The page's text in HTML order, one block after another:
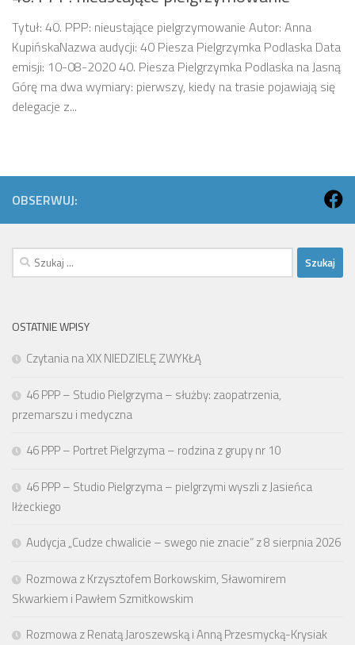
Tytuł: 40. PPP: nieustające pielgrzymowanie Autor: Anna
KupińskaNazwa audycji: 40 Piesza Pielgrzymka Podlaska Data
emisji: 10-08-2020 40. Piesza Pielgrzymka Podlaska na Jasną
Górę ma dwa wymiary: pierwszy, kiedy na trasie pojawiają się
delegacje z...
OBSERWUJ:
Szukaj:
OSTATNIE WPISY
Czytania na XIX NIEDZIELĘ ZWYKŁĄ
46 PPP – Studio Pielgrzyma – służby: zaopatrzenia,
przemarszu i medyczna
46 PPP – Portret Pielgrzyma – rodzina z grupy nr 10
46 PPP – Studio Pielgrzyma – pielgrzymi wyszli z Jasieńca
Iłżeckiego
Audycja „Cudze chwalicie – swego nie znacie” z 8 sierpnia 2026
Rozmowa z Krzysztofem Borkowskim, Sławomirem
Skwarkiem i Pawłem Szmitkowskim
Rozmowa z Renatą Jaroszewską i Anną Przesmycką-Krysiak